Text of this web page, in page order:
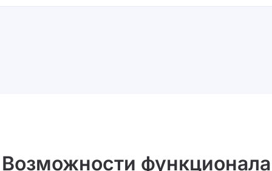
Возможности функционала